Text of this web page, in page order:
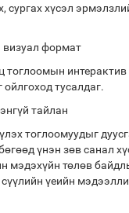
сургах хүсэл
визуал формат
тоглоомын
тусалдаг.
тайлан
тоглоомуудыг
үнэн зөв санал
мэдэхүйн төлөв
үеийн